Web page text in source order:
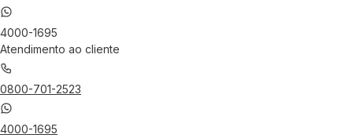
4000-1695
Atendimento ao cliente
0800-701-2523
4000-1695